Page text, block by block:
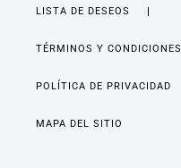
LISTA DE DESEOS
TÉRMINOS Y CONDICIONES
POLÍTICA DE PRIVACIDAD
MAPA DEL SITIO